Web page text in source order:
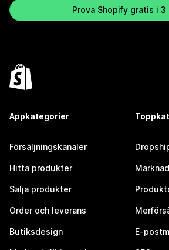
Prova Shopify gratis i 3
Appkategorier
Försäljningskanaler
Hitta produkter
Sälja produkter
Order och leverans
Butiksdesign E-